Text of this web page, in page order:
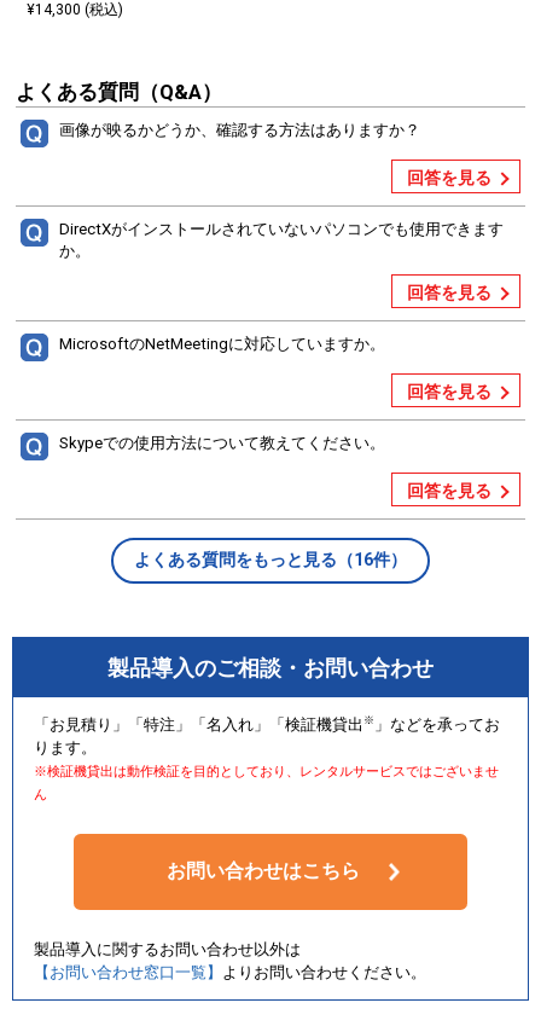
¥14,300 (税込)
よくある質問（Q&A）
画像が映るかどうか、確認する方法はありますか？
回答を見る
DirectXがインストールされていないパソコンでも使用できます
か。
回答を見る
MicrosoftのNetMeetingに対応していますか。
回答を見る
Skypeでの使用方法について教えてください。
回答を見る
よくある質問をもっと見る（16件）
製品導入のご相談・お問い合わせ
「お見積り」「特注」「名入れ」「検証機貸出 ※ 」などを承ってお
ります。
※検証機貸出は動作検証を目的としており、レンタルサービスではございませ
ん
お問い合わせはこちら
製品導入に関するお問い合わせ以外は
【お問い合わせ窓口一覧】 よりお問い合わせください。